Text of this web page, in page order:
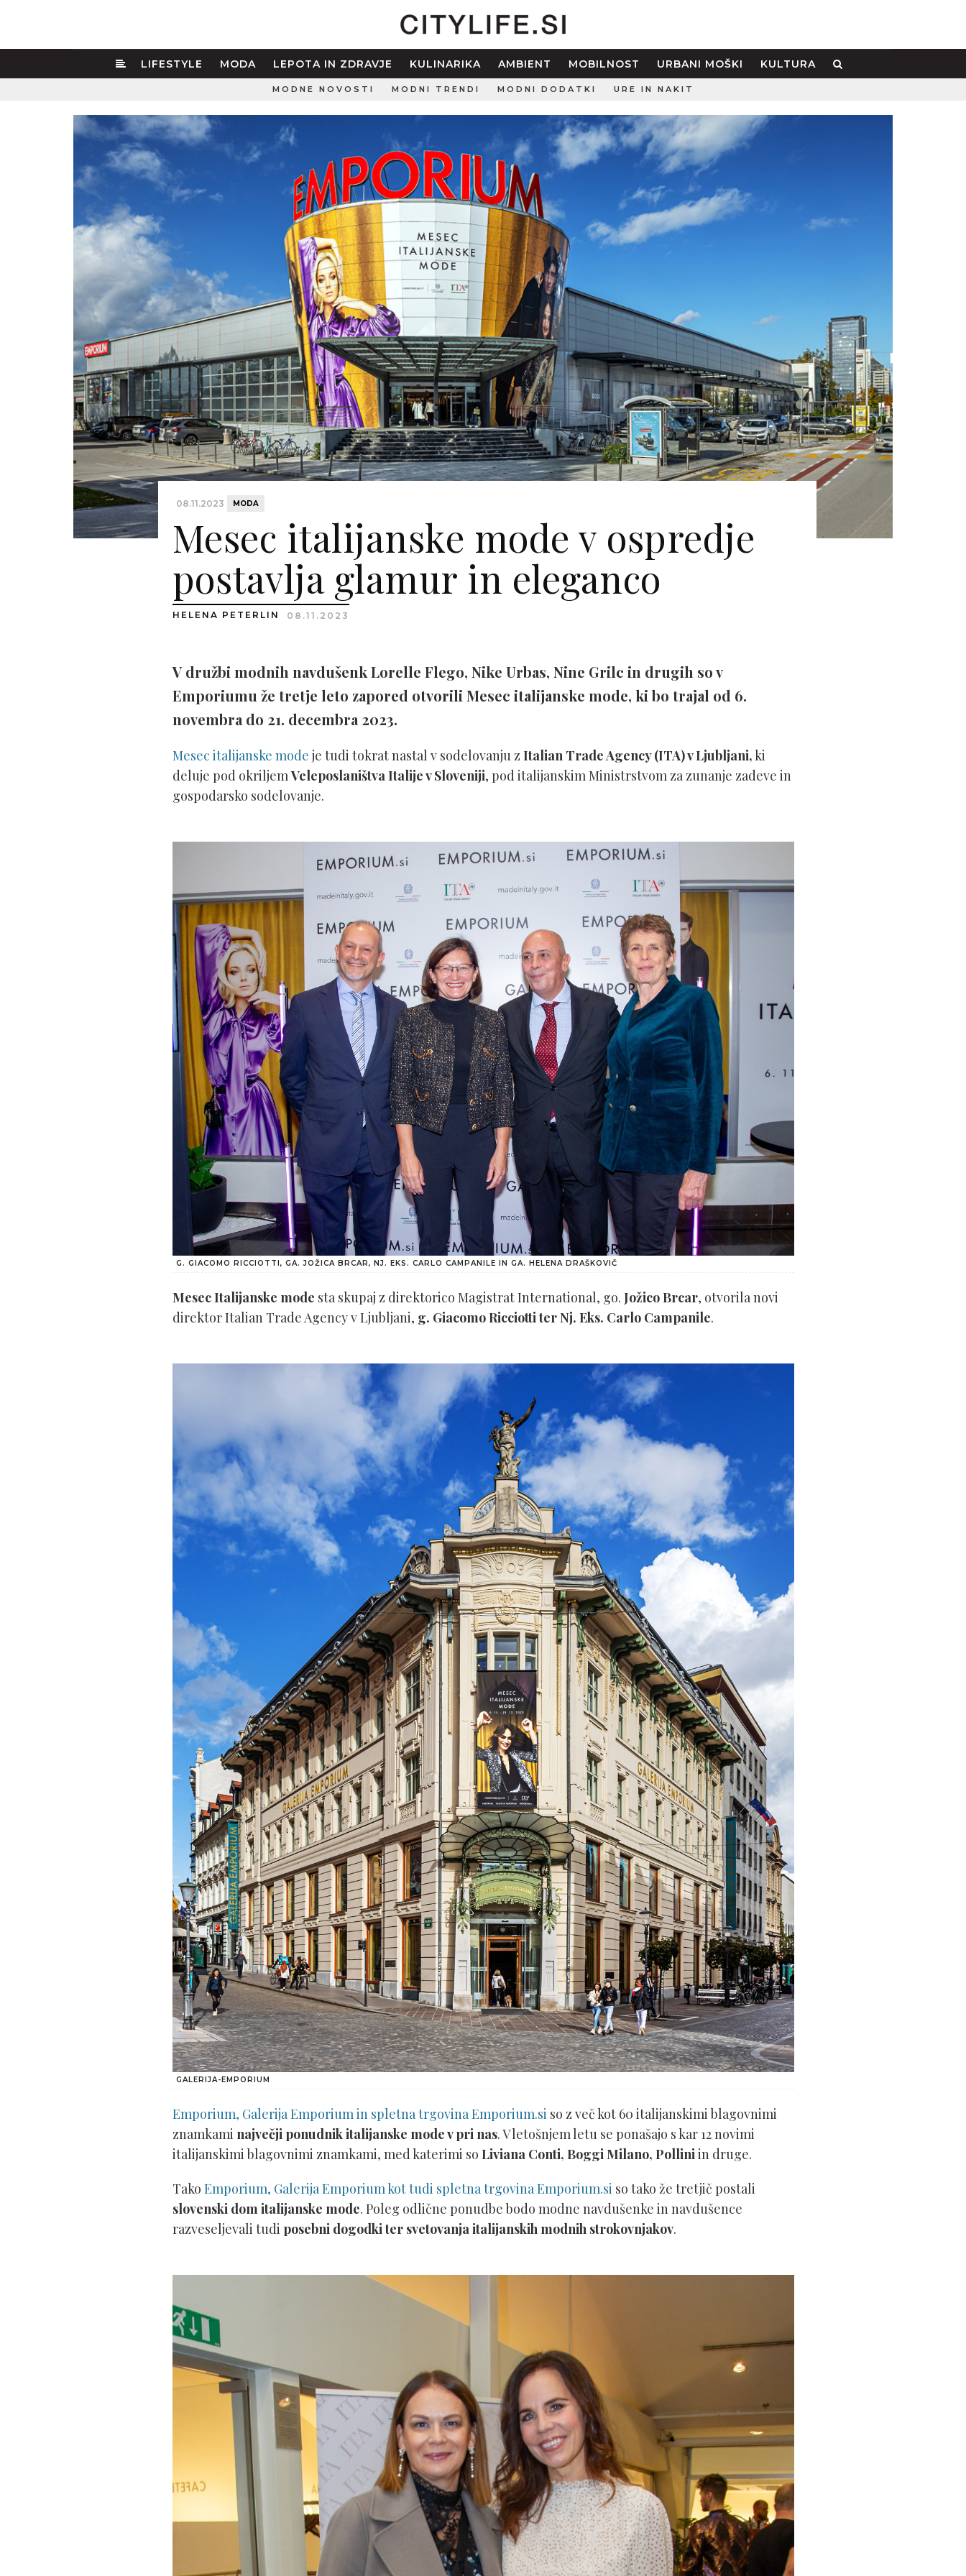
LIFESTYLE MODA LEPOTA IN ZDRAVJE KULINARIKA AMBIENT MOBILNOST URBANI MOŠKI KULTURA
MODNE NOVOSTI MODNI TRENDI MODNI DODATKI URE IN NAKIT
08.11.2023 MODA
Mesec italijanske mode v ospredje
postavlja glamur in eleganco
HELENA PETERLIN 08.11.2023
V družbi modnih navdušenk Lorelle Flego, Nike Urbas, Nine Grilc in drugih so v
Emporiumu že tretje leto zapored otvorili Mesec italijanske mode, ki bo trajal od 6.
novembra do 21. decembra 2023.
Mesec italijanske mode je tudi tokrat nastal v sodelovanju z Italian Trade Agency (ITA) v Ljubljani,ki
deluje pod okriljemVeleposlaništva Italije v Sloveniji, pod italijanskim Ministrstvom za zunanje zadeve in
gospodarsko sodelovanje.
G. GIACOMO RICCIOTTI, GA. JOŽICA BRCAR, NJ. EKS. CARLO CAMPANILE IN GA. HELENA DRAŠKOVIČ
Mesec Italijanske mode sta skupaj z direktorico Magistrat International, go. Jožico Brcar, otvorila novi
direktor Italian Trade Agency v Ljubljani, g. Giacomo Ricciotti ter Nj. Eks. Carlo Campanile.
GALERIJA-EMPORIUM
Emporium, Galerija Emporium in spletna trgovina Emporium.si so z več kot 60 italijanskimi blagovnimi
znamkami največji ponudnik italijanske mode v pri nas. V letošnjem letu se ponašajo s kar 12 novimi
italijanskimi blagovnimi znamkami, med katerimi so Liviana Conti, Boggi Milano, Pollini in druge.
Tako Emporium, Galerija Emporium kot tudi spletna trgovina Emporium.si so tako že tretjič postali
slovenski dom italijanske mode. Poleg odlične ponudbe bodo modne navdušenke in navdušence
razveseljevali tudi posebni dogodki ter svetovanja italijanskih modnih strokovnjakov.